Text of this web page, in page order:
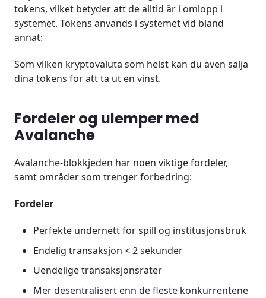
tokens, vilket betyder att de alltid är i omlopp i
systemet. Tokens används i systemet vid bland
annat:
Som vilken kryptovaluta som helst kan du även sälja
dina tokens för att ta ut en vinst.
Fordeler og ulemper med
Avalanche
Avalanche-blokkjeden har noen viktige fordeler,
samt områder som trenger forbedring:
Fordeler
Perfekte undernett for spill og institusjonsbruk
Endelig transaksjon < 2 sekunder
Uendelige transaksjonsrater
Mer desentralisert enn de fleste konkurrentene